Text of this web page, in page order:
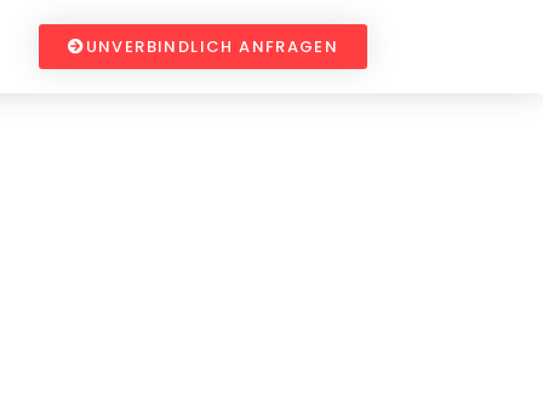
UNVERBINDLICH ANFRAGEN